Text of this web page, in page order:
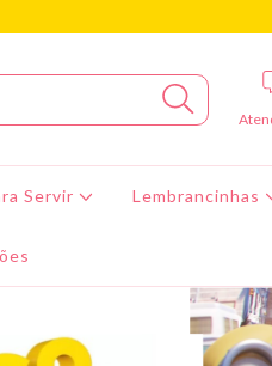
Servir Lembrancinhas